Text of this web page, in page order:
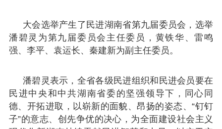
大会选举产生了民进湖南省第九届委员会，选举
潘碧灵为第九届委员会主任委员，黄铁华、雷鸣
强、李平、袁运长、秦建新为副主任委员。
潘碧灵表示，全省各级民进组织和民进会员要在
民进中央和中共湖南省委的坚强领导下，同心同
德、开拓进取，以崭新的面貌、昂扬的姿态、“钉钉
子”的意志、创先争优的决心，为全面建设社会主义